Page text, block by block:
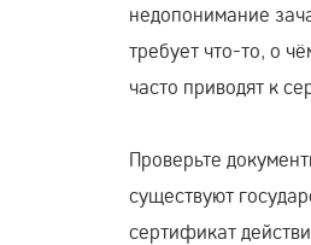
недопонимание
требует что-то, о
часто приводят к
Проверьте
существуют
сертификат